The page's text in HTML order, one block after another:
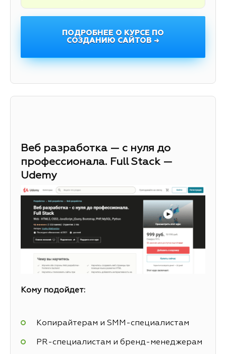
ПОДРОБНЕЕ О КУРСЕ ПО
СОЗДАНИЮ САЙТОВ →
Веб разработка — с нуля до
профессионала. Full Stack —
Udemy
Кому подойдет:
Копирайтерам и SMM-специалистам
PR-специалистам и бренд-менеджерам